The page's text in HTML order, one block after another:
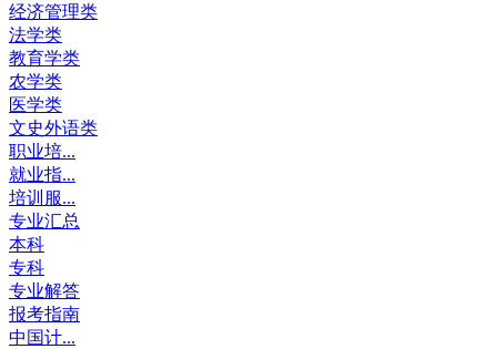
经济管理类
法学类
教育学类
农学类
医学类
文史外语类
职业培...
就业指...
培训服...
专业汇总
本科
专科
专业解答
报考指南
中国计...